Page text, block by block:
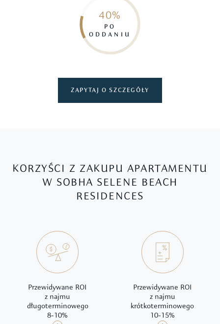
40%
PO
ODDANIU
ZAPYTAJ O SZCZEGÓŁY
KORZYŚCI Z ZAKUPU APARTAMENTU
W SOBHA SELENE BEACH
RESIDENCES
Przewidywane ROI
z najmu
długoterminowego
8-10%
Przewidywane ROI
z najmu
krótkoterminowego
10-15%